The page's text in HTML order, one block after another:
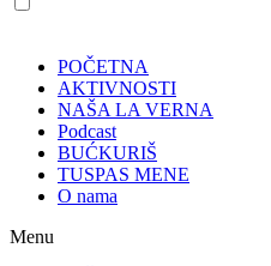
POČETNA
AKTIVNOSTI
NAŠA LA VERNA
Podcast
BUĆKURIŠ
TUSPAS MENE
O nama
Menu